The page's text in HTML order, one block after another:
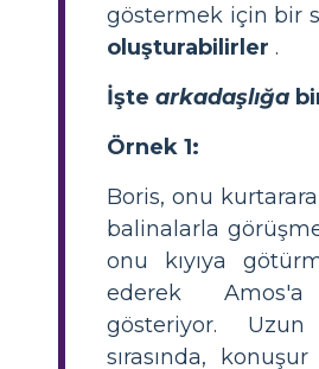
göstermek için bir
oluşturabilirler .
İşte arkadaşlığa
Örnek 1:
Boris, onu
balinalarla
onu kıyıya
ederek
gösteriyor.
sırasında,